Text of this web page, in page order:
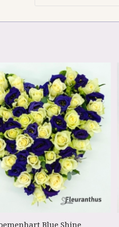
Blue Shine